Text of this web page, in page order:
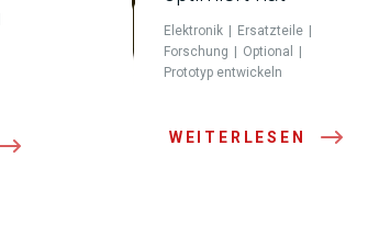
Elektronik
Ersatzteile
Forschung
Optional
Prototyp entwickeln
WEITERLESEN